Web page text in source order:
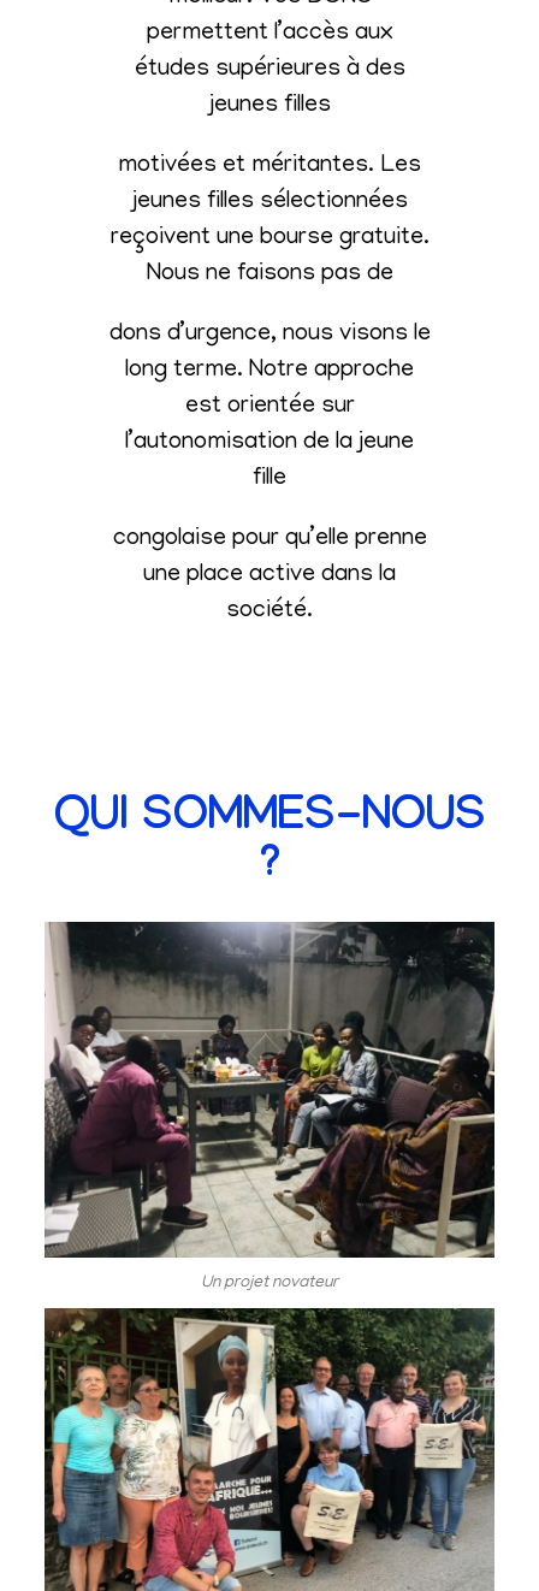
permettent l’accès aux
études supérieures à des
jeunes filles
motivées et méritantes. Les
jeunes filles sélectionnées
reçoivent une bourse gratuite.
Nous ne faisons pas de
dons d’urgence, nous visons le
long terme. Notre approche
est orientée sur
l’autonomisation de la jeune
fille
congolaise pour qu’elle prenne
une place active dans la
société.
QUI SOMMES-NOUS
?
Un projet novateur